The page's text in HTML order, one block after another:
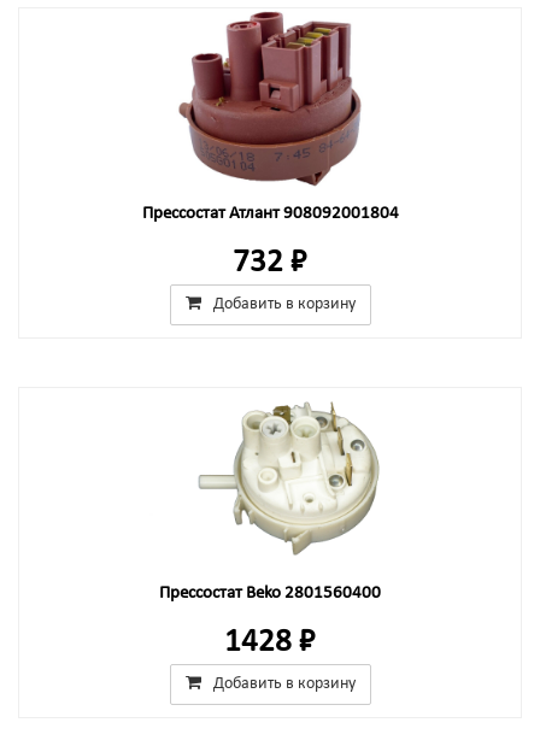
Прессостат Атлант 908092001804
732 ₽
Добавить в корзину
Прессостат Beko 2801560400
1428 ₽
Добавить в корзину